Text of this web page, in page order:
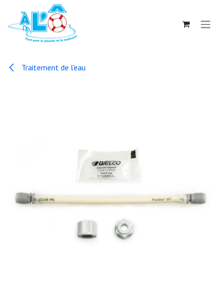
Se rendre au contenu
Traitement de l'eau